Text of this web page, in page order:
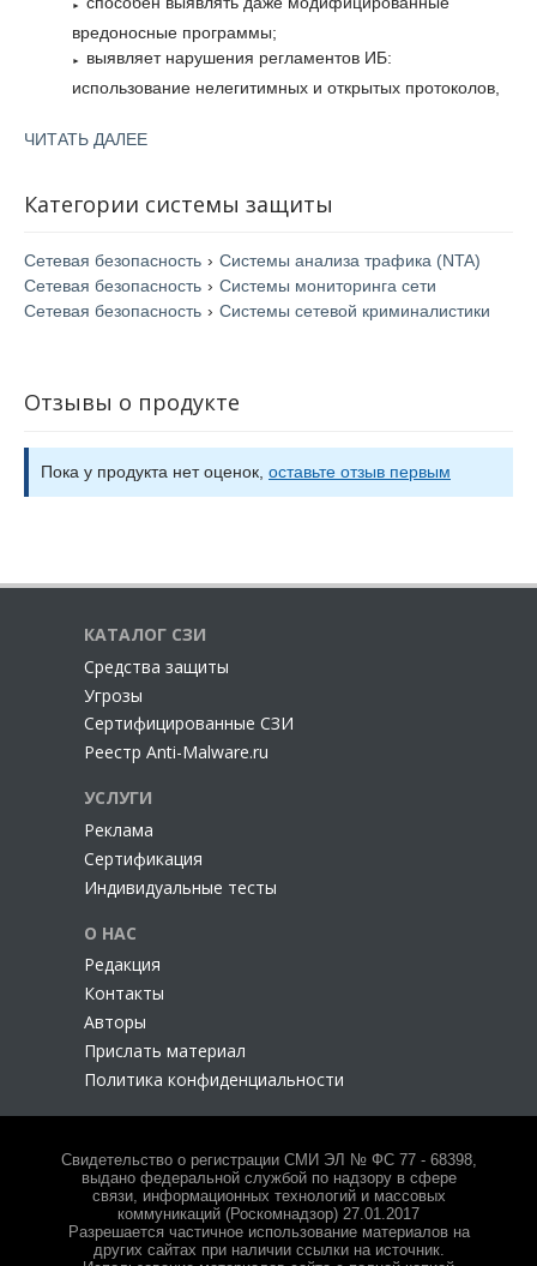
вредоносные программы;
выявляет нарушения регламентов ИБ:
использование нелегитимных и открытых протоколов,
даёт описания и рекомендации по реагированию на
сертифицирован ФСТЭК по профилю «обнаружение
может обеспечивать защиту в рамках выполнения
требований по безопасности критической
и другими решениями Positive Technologies: с PT
для передачи событий и данных о сетевой
ЧИТАТЬ ДАЛЕЕ
Категории системы защиты
Сетевая безопасность › Системы анализа трафика (NTA)
Сетевая безопасность › Системы мониторинга сети
Сетевая безопасность › Системы сетевой криминалистики
Отзывы о продукте
Пока у продукта нет оценок, оставьте отзыв первым
КАТАЛОГ СЗИ
Cредства защиты
Угрозы
Сертифицированные СЗИ
Реестр Anti-Malware.ru
УСЛУГИ
Реклама
Сертификация
Индивидуальные тесты
О НАС
Редакция
Контакты
Авторы
Прислать материал
Политика конфиденциальности
Свидетельство о регистрации СМИ ЭЛ № ФС 77 - 68398,
выдано федеральной службой по надзору в сфере
связи, информационных технологий и массовых
коммуникаций (Роскомнадзор) 27.01.2017
Разрешается частичное использование материалов на
других сайтах при наличии ссылки на источник.